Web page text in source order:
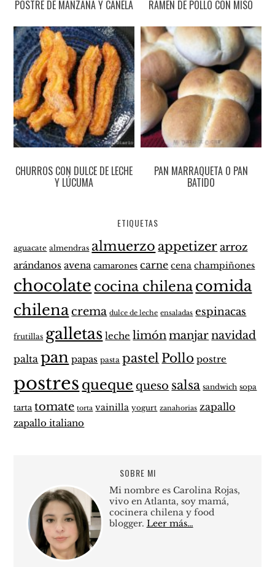
POSTRE DE MANZANA Y CANELA RAMEN DE POLLO CON MISO
CHURROS CON DULCE DE LECHE
Y LÚCUMA
PAN MARRAQUETA O PAN
BATIDO
ETIQUETAS
aguacate almendras almuerzo appetizer arroz
arándanos avena camarones carne cena champiñones
chocolate cocina chilenacomida
chilenacrema dulce de leche ensaladas espinacas
frutillas galletas leche limónmanjarnavidad
palta pan papas pasta pastel Pollo postre
postres queque queso salsa sandwich sopa
tarta tomate torta vainilla yogurt zanahorias zapallo
zapallo italiano
SOBRE MI
Mi nombre es Carolina Rojas,
vivo en Atlanta, soy mamá,
cocinera chilena y food
blogger. Leer más…